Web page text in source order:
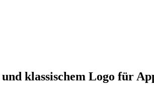
klassischem Logo für